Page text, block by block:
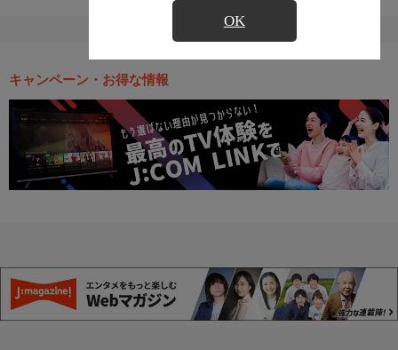
OK
キャンペーン・お得な情報